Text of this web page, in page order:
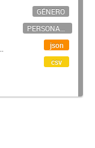
GÉNERO
PERSONAL CIENTÍFICO-TECNOLÓGICO
json
csv